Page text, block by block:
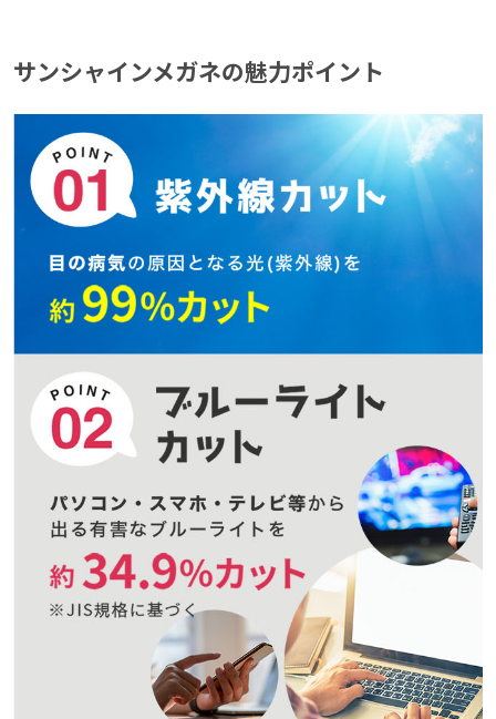
サンシャインメガネの魅力ポイント
サンシャインメガネの魅力ポイント